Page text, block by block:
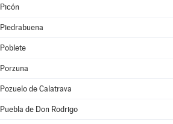
Picón
Piedrabuena
Poblete
Porzuna
Pozuelo de Calatrava
Puebla de Don Rodrigo